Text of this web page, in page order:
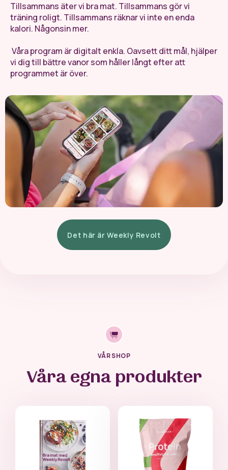
Tillsammans äter vi bra mat. Tillsammans gör vi
träning roligt. Tillsammans räknar vi inte en enda
kalori. Någonsin mer.
Våra program är digitalt enkla. Oavsett ditt mål, hjälper
vi dig till bättre vanor som håller långt efter att
programmet är över.
Det här är Weekly Revolt
VÅR SHOP
Våra egna produkter